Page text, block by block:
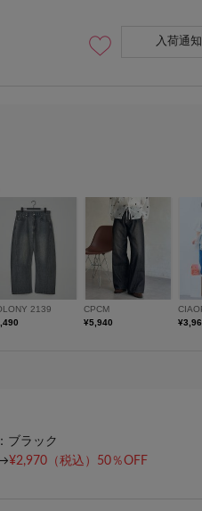
入荷通知
ブラック
¥2,970 （税込）50％OFF